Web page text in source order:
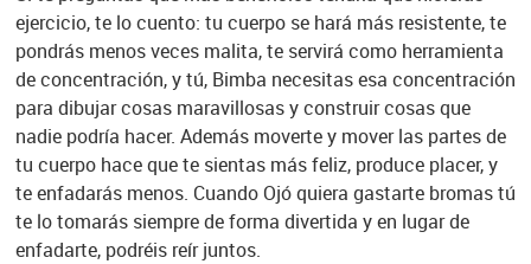
ejercicio, te lo cuento: tu cuerpo se hará más resistente, te
pondrás menos veces malita, te servirá como herramienta
de concentración, y tú, Bimba necesitas esa concentración
para dibujar cosas maravillosas y construir cosas que
nadie podría hacer. Además moverte y mover las partes de
tu cuerpo hace que te sientas más feliz, produce placer, y
te enfadarás menos. Cuando Ojó quiera gastarte bromas tú
te lo tomarás siempre de forma divertida y en lugar de
enfadarte, podréis reír juntos.